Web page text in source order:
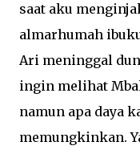
saat aku
almarhumah
Ari meninggal
ingin melihat
namun apa daya
memungkinkan.